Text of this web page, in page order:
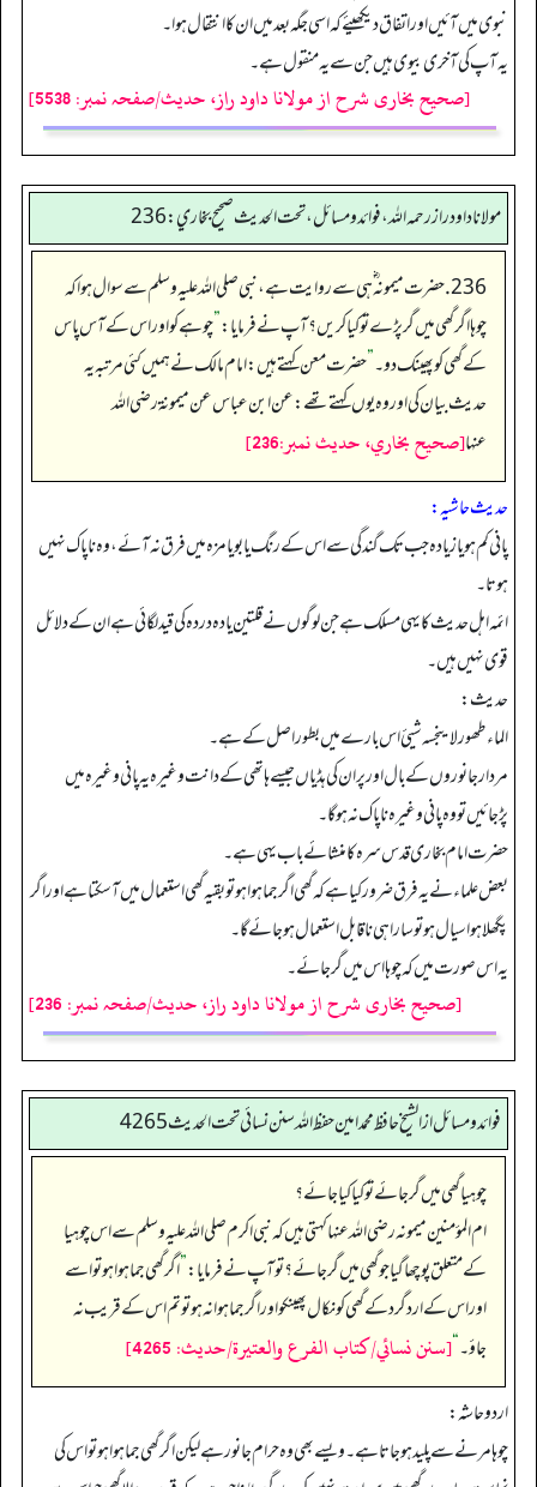
نبوی میں آئیں اور اتفاق دیکھیئے کہ اسی جگہ بعد میں ان کا انتقال ہوا۔
یہ آپ کی آخری بیوی ہیں جن سے یہ منقول ہے۔
[صحیح بخاری شرح از مولانا داود راز، حدیث/صفحہ نمبر: 5538]
مولانا داود راز رحمه الله، فوائد و مسائل، تحت الحديث صحيح بخاري: 236
236. حضرت میمونہ ؓ ہی سے روایت ہے، نبی صلی اللہ علیہ وسلم سے سوال ہوا کہ
چوہا اگر گھی میں گر پڑے تو کیا کریں؟ آپ نے فرمایا:”چوہے کو اور اس کے آس پاس
کے گھی کو پھینک دو۔”حضرت معن کہتے ہیں: امام مالک نے ہمیں کئی مرتبہ یہ
حدیث بیان کی اور وہ یوں کہتے تھے: عن ابن عباس عن ميمونة رضى الله
عنها[صحيح بخاري، حديث نمبر:236]
حدیث حاشیہ:
پانی کم ہو یا زیادہ جب تک گندگی سے اس کے رنگ یا بو یا مزہ میں فرق نہ آئے، وہ ناپاک نہیں
ہوتا۔
ائمہ اہل حدیث کایہی مسلک ہے جن لوگوں نے قلتین یادہ دردہ کی قید لگائی ہے ان کے دلائل
قوی نہیں ہیں۔
حدیث:
الماء طھور لاینجسه شيئ اس بارے میں بطور اصل کے ہے۔
مردار جانوروں کے بال اور پر ان کی ہڈیاں جیسے ہاتھی کے دانت وغیرہ یہ پانی وغیرہ میں
پڑجائیں تو وہ پانی وغیرہ ناپاک نہ ہوگا۔
حضرت امام بخاری قدس سرہ کا منشائے باب یہی ہے۔
بعض علماء نے یہ فرق ضرور کیا ہے کہ گھی اگرجما ہوا ہو تو بقیہ گھی استعمال میں آسکتا ہے اور اگر
پگھلا ہوا سیال ہو تو سارا ہی ناقابل استعمال ہوجائے گا۔
یہ اس صورت میں کہ چوہا اس میں گر جائے۔
[صحیح بخاری شرح از مولانا داود راز، حدیث/صفحہ نمبر: 236]
فوائد ومسائل از الشيخ حافظ محمد امين حفظ الله سنن نسائي تحت الحديث4265
چوہیا گھی میں گر جائے تو کیا کیا جائے؟
ام المؤمنین میمونہ رضی اللہ عنہا کہتی ہیں کہ نبی اکرم صلی اللہ علیہ وسلم سے اس چوہیا
کے متعلق پوچھا گیا جو گھی میں گر جائے؟ تو آپ نے فرمایا:”اگر گھی جما ہوا ہو تو اسے
اور اس کے اردگرد کے گھی کو نکال پھینکو اور اگر جما ہوا نہ ہو تو تم اس کے قریب نہ
جاؤ۔‏‏‏‏“[سنن نسائي/كتاب الفرع والعتيرة/حدیث: 4265]
اردو حاشہ:
چوہا مرنے سے پلید ہوجاتا ہے۔ ویسے بھی وہ حرام جانور ہے لیکن اگر گھی جما ہوا ہو تو اس کی